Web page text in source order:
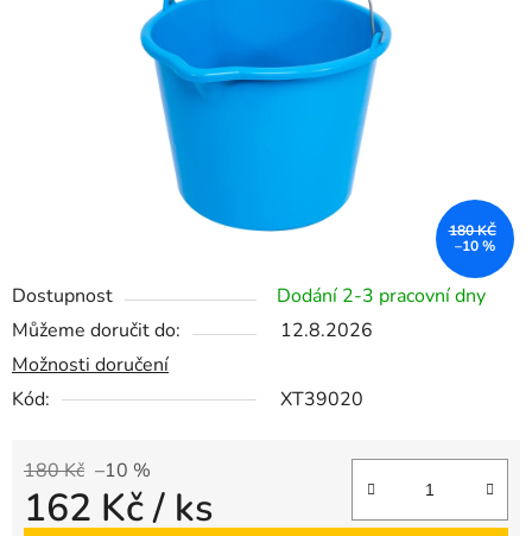
Dostupnost
Dodání 2-3 pracovní dny
Můžeme doručit do:
12.8.2026
Možnosti doručení
Kód:
XT39020
180 Kč –10 %
162 Kč/ ks
180 KČ
–10 %